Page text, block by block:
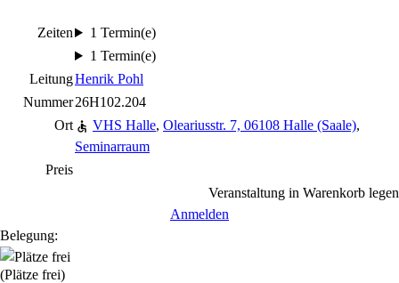
Zeiten
1 Termin(e)
1 Termin(e)
LeitungHenrik Pohl
Nummer26H102.204
Ort
VHS Halle, Oleariusstr. 7, 06108 Halle (Saale),
Seminarraum
Preis
Veranstaltung in Warenkorb legen
Anmelden
Belegung:
(Plätze frei)